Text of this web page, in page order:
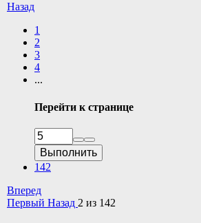
Назад
1
2
3
4
...
Перейти к странице
Выполнить
142
Вперед
Первый Назад 2 из 142